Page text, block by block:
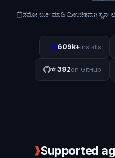
ಡೆಮೋ ಬುಕ್ ಮಾಡಿ· ಉಚಿತವಾಗಿ ಸೈನ್
📦609k+installs
⭐392on GitHub
❯Supported